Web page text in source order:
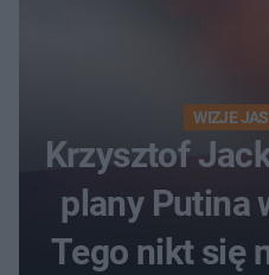
WIZJE
Krzysztof
plany Putina
Tego nikt się